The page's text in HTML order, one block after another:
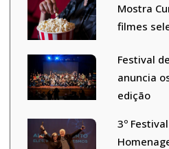
Mostra
filmes
Festival
anuncia
edição
3º